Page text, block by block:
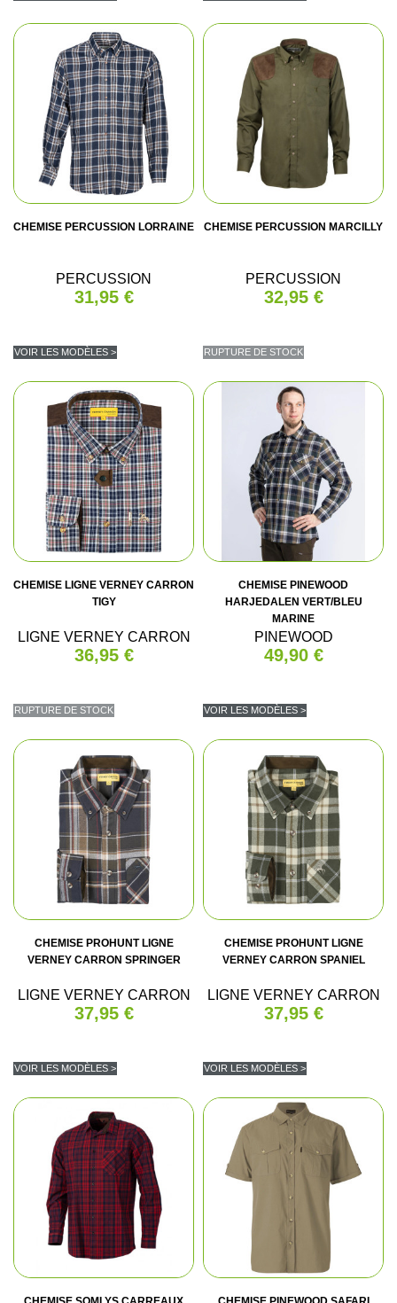
CHEMISE PERCUSSION LORRAINE
PERCUSSION
31,95 €
VOIR LES MODÈLES >
CHEMISE PERCUSSION MARCILLY
PERCUSSION
32,95 €
RUPTURE DE STOCK
CHEMISE LIGNE VERNEY CARRON
TIGY
LIGNE VERNEY CARRON
36,95 €
RUPTURE DE STOCK
CHEMISE PINEWOOD
HARJEDALEN VERT/BLEU
MARINE
PINEWOOD
49,90 €
VOIR LES MODÈLES >
CHEMISE PROHUNT LIGNE
VERNEY CARRON SPRINGER
LIGNE VERNEY CARRON
37,95 €
VOIR LES MODÈLES >
CHEMISE PROHUNT LIGNE
VERNEY CARRON SPANIEL
LIGNE VERNEY CARRON
37,95 €
VOIR LES MODÈLES >